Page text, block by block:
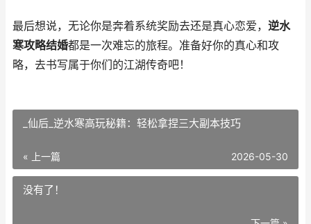
最后想说，无论你是奔着系统奖励去还是真心恋爱， 逆水
寒攻略结婚都是一次难忘的旅程。准备好你的真心和攻
略，去书写属于你们的江湖传奇吧！
_仙后_逆水寒高玩秘籍：轻松拿捏三大副本技巧
« 上一篇 2026-05-30
没有了！